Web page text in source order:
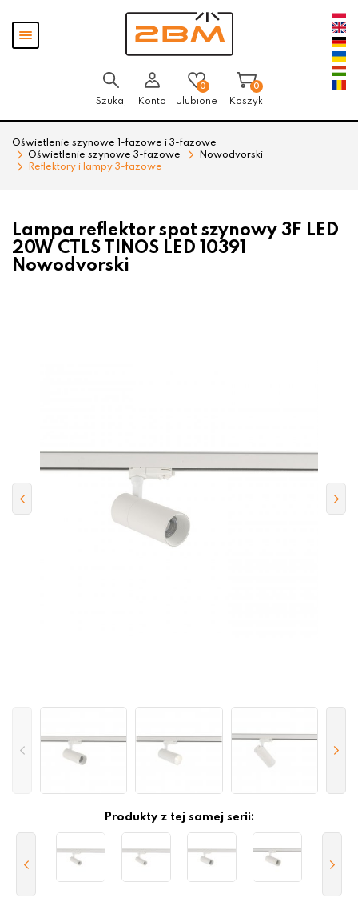
Pokaż
menu
Szukaj Konto
0
Ulubione
0
Koszyk
Oświetlenie szynowe 1-fazowe i 3-fazowe
Oświetlenie szynowe 3-fazowe
Nowodvorski
Reflektory i lampy 3-fazowe
Lampa reflektor spot szynowy 3F LED
20W CTLS TINOS LED 10391
Nowodvorski
Produkty z tej samej serii: